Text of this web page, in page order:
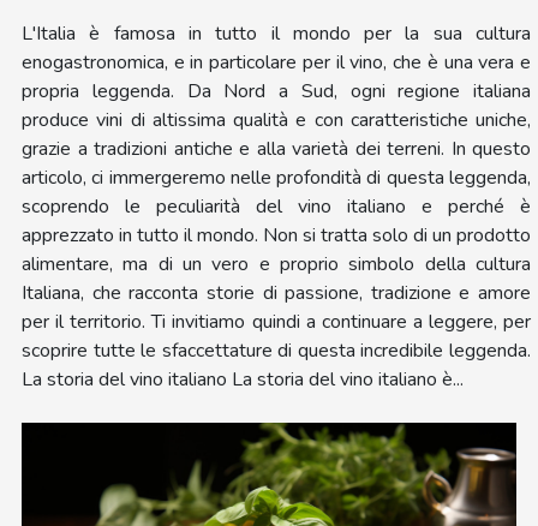
L'Italia è famosa in tutto il mondo per la sua cultura
enogastronomica, e in particolare per il vino, che è una vera e
propria leggenda. Da Nord a Sud, ogni regione italiana
produce vini di altissima qualità e con caratteristiche uniche,
grazie a tradizioni antiche e alla varietà dei terreni. In questo
articolo, ci immergeremo nelle profondità di questa leggenda,
scoprendo le peculiarità del vino italiano e perché è
apprezzato in tutto il mondo. Non si tratta solo di un prodotto
alimentare, ma di un vero e proprio simbolo della cultura
Italiana, che racconta storie di passione, tradizione e amore
per il territorio. Ti invitiamo quindi a continuare a leggere, per
scoprire tutte le sfaccettature di questa incredibile leggenda.
La storia del vino italiano La storia del vino italiano è...